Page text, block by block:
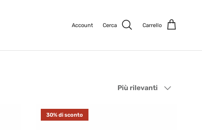
Account Cerca Carrello
Più rilevanti
30% di sconto